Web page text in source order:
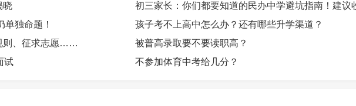
晓
初三家长：你们都要知道的民办中学避坑指南！建议
独命题！
孩子考不上高中怎么办？还有哪些升学渠道？
则、征求志愿……
被普高录取要不要读职高？
试
不参加体育中考给几分？